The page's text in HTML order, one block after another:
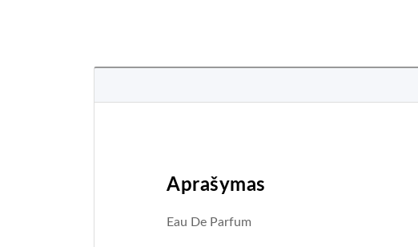
Aprašymas
Eau De Parfum